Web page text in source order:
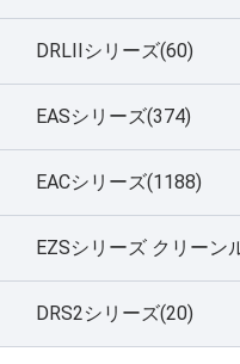
DRLIIシリーズ(60)
EASシリーズ(374)
EACシリーズ(1188)
EZSシリーズ クリーン
DRS2シリーズ(20)